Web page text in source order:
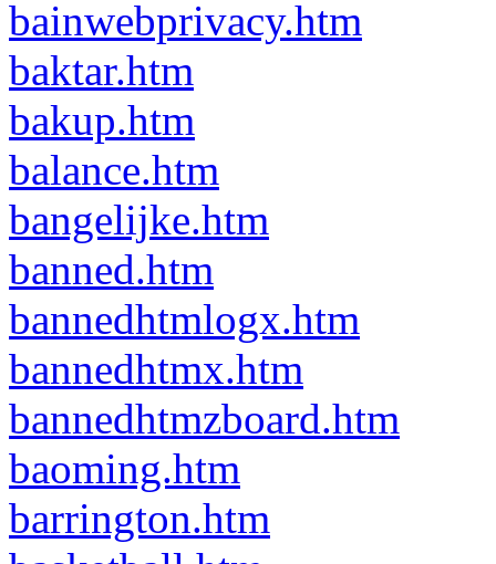
bainwebprivacy.htm
baktar.htm
bakup.htm
balance.htm
bangelijke.htm
banned.htm
bannedhtmlogx.htm
bannedhtmx.htm
bannedhtmzboard.htm
baoming.htm
barrington.htm